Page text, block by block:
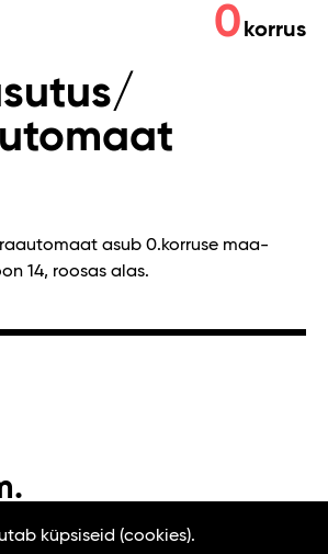
0 korrus
asub 0.korruse maa-
14, roosas alas.
küpsiseid (cookies).